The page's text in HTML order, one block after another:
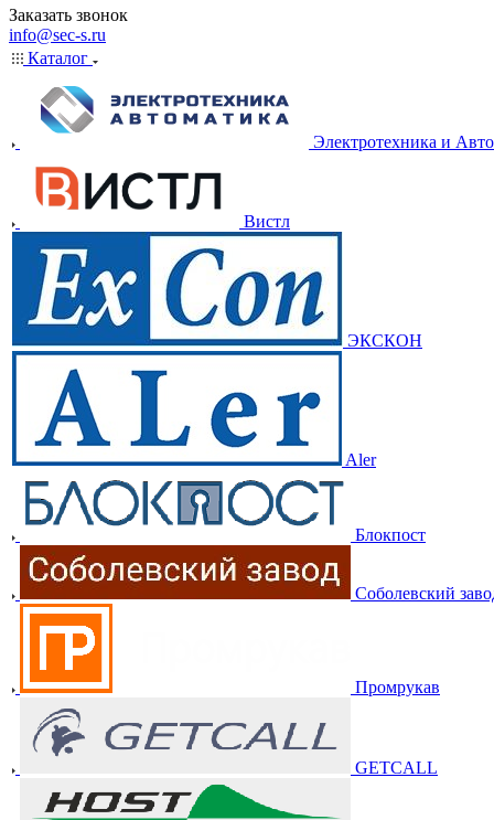
Заказать звонок
info@sec-s.ru
Каталог
Электротехника и
Вистл
ЭКСКОН
Aler
Блокпост
Соболевский
Промрукав
GETCALL